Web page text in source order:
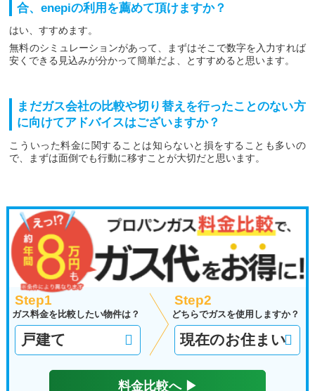
合、enepiの利用を薦めて頂けますか？
はい、すすめます。
無料のシミュレーションがあって、まずはそこで数字を入力すれば
安くできる見込みが分かって簡単だよ、とすすめると思います。
まだガス会社の比較や切り替えを行ったことのない方
に向けてアドバイスはございますか？
こういった料金に関することは知らないと損をすることも多いの
で、まずは面倒でも行動に移すことが大切だと思います。
Step1
ガス料金を比較したい物件は？
Step2
どちらでガスを使用しますか？
料金比較へ ▶